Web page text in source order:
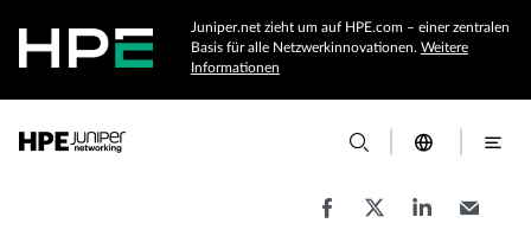
Juniper.net zieht um auf HPE.com – einer zentralen
Basis für alle Netzwerkinnovationen. Weitere
Informationen